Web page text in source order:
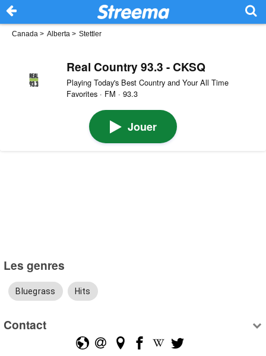
Canada > Alberta > Stettler
Real Country 93.3 - CKSQ
Playing Today's Best Country and Your All Time
Favorites · FM · 93.3
Jouer
Les genres
Bluegrass Hits
Contact